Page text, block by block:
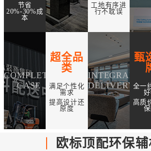
节省
20%-30%成
本
工地有序进
行不耽误
COMPLETE
CASE
超全品
类
满足个性化
需求
提高设计还
原度
INTEGRAL
DELIVERY
甄
全一
高质
欧标顶配环保辅